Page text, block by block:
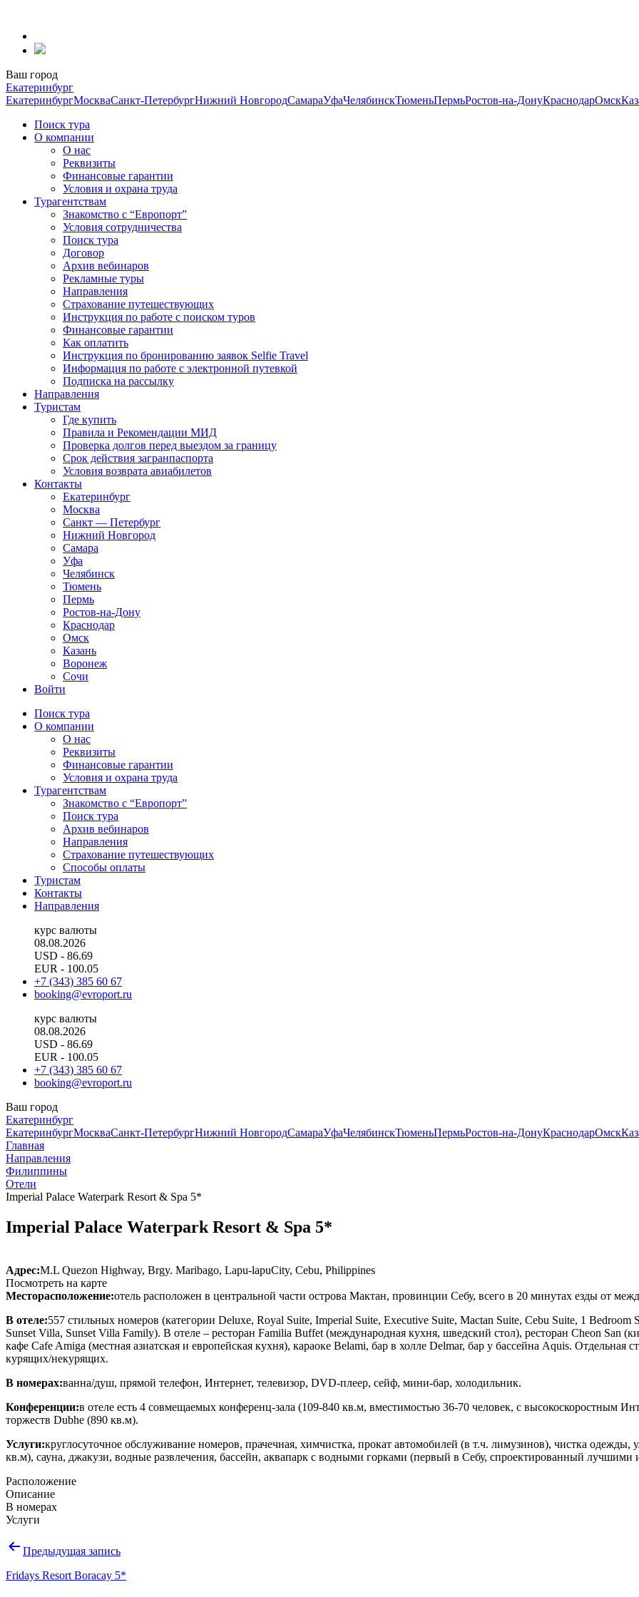
содержанию
Ваш город
Екатеринбург
ЕкатеринбургМоскваСанкт-ПетербургНижний НовгородСамараУфаЧелябинскТюменьПермьРостов-на-ДонуКраснодарОмск
Поиск тура
О компании
О нас
Реквизиты
Финансовые гарантии
Условия и охрана труда
Турагентствам
Знакомство с “Европорт”
Условия сотрудничества
Поиск тура
Договор
Архив вебинаров
Рекламные туры
Направления
Страхование путешествующих
Инструкция по работе с поиском туров
Финансовые гарантии
Как оплатить
Инструкция по бронированию заявок Selfie Travel
Информация по работе с электронной путевкой
Подписка на рассылку
Направления
Туристам
Где купить
Правила и Рекомендации МИД
Проверка долгов перед выездом за границу
Срок действия загранпаспорта
Условия возврата авиабилетов
Контакты
Екатеринбург
Москва
Санкт — Петербург
Нижний Новгород
Самара
Уфа
Челябинск
Тюмень
Пермь
Ростов-на-Дону
Краснодар
Омск
Казань
Воронеж
Сочи
Войти
Поиск тура
О компании
О нас
Реквизиты
Финансовые гарантии
Условия и охрана труда
Турагентствам
Знакомство с “Европорт”
Поиск тура
Архив вебинаров
Направления
Страхование путешествующих
Способы оплаты
Туристам
Контакты
Направления
курс валюты
08.08.2026
USD - 86.69
EUR - 100.05
+7 (343) 385 60 67
booking@evroport.ru
курс валюты
08.08.2026
USD - 86.69
EUR - 100.05
+7 (343) 385 60 67
booking@evroport.ru
Ваш город
Екатеринбург
ЕкатеринбургМоскваСанкт-ПетербургНижний НовгородСамараУфаЧелябинскТюменьПермьРостов-на-ДонуКраснодарОмск
Главная
Направления
Филиппины
Отели
Imperial Palace Waterpark Resort & Spa 5*
Imperial Palace Waterpark Resort & Spa 5*
Адрес:M.L Quezon Highway, Brgy. Maribago, Lapu-lapuCity, Cebu, Philippines
Посмотреть на карте
Месторасположение:отель расположен в центральной части острова Мактан, провинции Себу, всего в 20 минутах езды от
В отеле:557 стильных номеров (категории Deluxe, Royal Suite, Imperial Suite, Executive Suite, Mactan Suite, Cebu Suite, 1
Sunset Villa, Sunset Villa Family). В отеле – ресторан Familia Buffet (международная кухня, шведский стол), ресторан Cheon San
кафе Cafe Amiga (местная азиатская и европейская кухня), караоке Belami, бар в холле Delmar, бар у бассейна Aquis. Отдельная
курящих/некурящих.
В номерах:ванна/душ, прямой телефон, Интернет, телевизор, DVD-плеер, сейф, мини-бар, холодильник.
Конференции:в отеле есть 4 совмещаемых конференц-зала (109-840 кв.м, вместимостью 36-70 человек, с высокоскоростным
торжеств Dubhe (890 кв.м).
Услуги:круглосуточное обслуживание номеров, прачечная, химчистка, прокат автомобилей (в т.ч. лимузинов), чистка
кв.м), сауна, джакузи, водные развлечения, бассейн, аквапарк с водными горками (первый в Себу, спроектированный
Расположение
Описание
В номерах
Услуги
Навигация
записям
Предыдущая запись
Fridays Resort Boracay 5*